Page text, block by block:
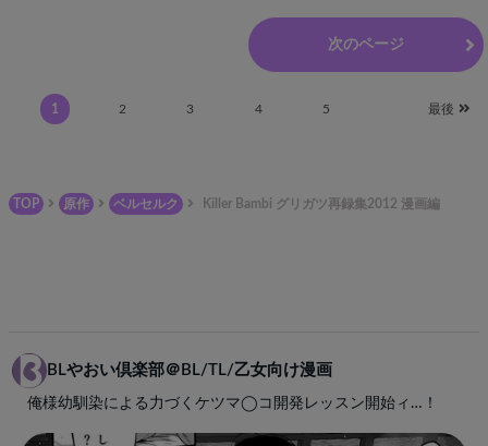
次のページ
1 2 3 4 5 最後
TOP 原作 ベルセルク Killer Bambi グリガツ再録集2012 漫画編
BLやおい倶楽部＠BL/TL/乙女向け漫画
俺様幼馴染による力づくケツマ◯コ開発レッスン開始ィ…！